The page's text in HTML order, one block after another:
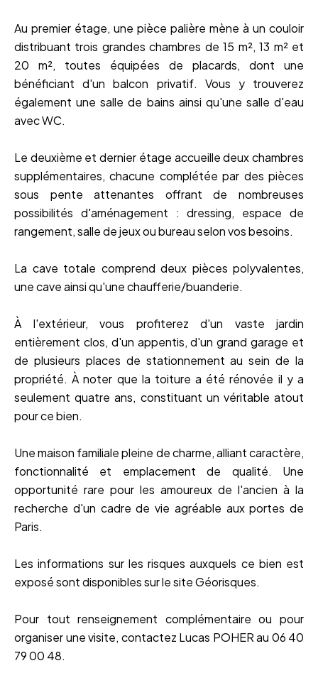
Au premier étage, une pièce palière mène à un couloir
distribuant trois grandes chambres de 15 m², 13 m² et
20 m², toutes équipées de placards, dont une
bénéficiant d'un balcon privatif. Vous y trouverez
également une salle de bains ainsi qu'une salle d'eau
avec WC.
Le deuxième et dernier étage accueille deux chambres
supplémentaires, chacune complétée par des pièces
sous pente attenantes offrant de nombreuses
possibilités d'aménagement : dressing, espace de
rangement, salle de jeux ou bureau selon vos besoins.
La cave totale comprend deux pièces polyvalentes,
une cave ainsi qu'une chaufferie/buanderie.
À l'extérieur, vous profiterez d'un vaste jardin
entièrement clos, d'un appentis, d'un grand garage et
de plusieurs places de stationnement au sein de la
propriété. À noter que la toiture a été rénovée il y a
seulement quatre ans, constituant un véritable atout
pour ce bien.
Une maison familiale pleine de charme, alliant caractère,
fonctionnalité et emplacement de qualité. Une
opportunité rare pour les amoureux de l'ancien à la
recherche d'un cadre de vie agréable aux portes de
Paris.
Les informations sur les risques auxquels ce bien est
exposé sont disponibles sur le site Géorisques.
Pour tout renseignement complémentaire ou pour
organiser une visite, contactez Lucas POHER au 06 40
79 00 48.